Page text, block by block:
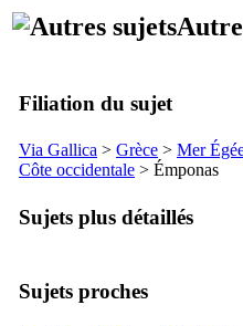
Filiation du sujet
Via Gallica > Grèce > Mer
Côte occidentale > Émponas
Sujets plus détaillés
Sujets proches